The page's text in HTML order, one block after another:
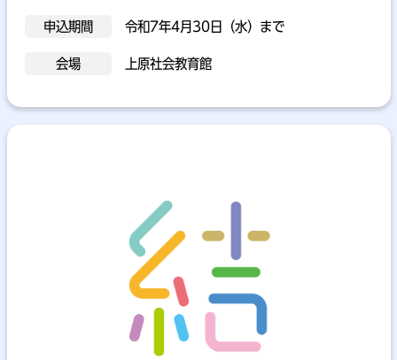
申込期間 令和7年4月30日（水）まで
会場 上原社会教育館